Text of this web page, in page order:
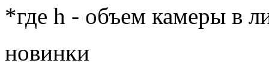
*где h - объем камеры в
новинки